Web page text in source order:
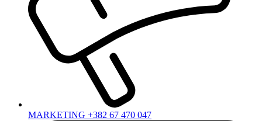
MARKETING +382 67 470 047